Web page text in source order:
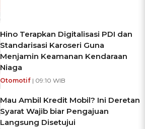
Hino Terapkan Digitalisasi PDI dan
Standarisasi Karoseri Guna
Menjamin Keamanan Kendaraan
Niaga
Otomotif | 09:10 WIB
Mau Ambil Kredit Mobil? Ini Deretan
Syarat Wajib biar Pengajuan
Langsung Disetujui